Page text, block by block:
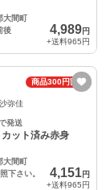
大間町
後
4,989円
+送料965円
商品300円割引
弥佳
発送
ット済み赤身
大間町
下さい。
4,151円
+送料965円